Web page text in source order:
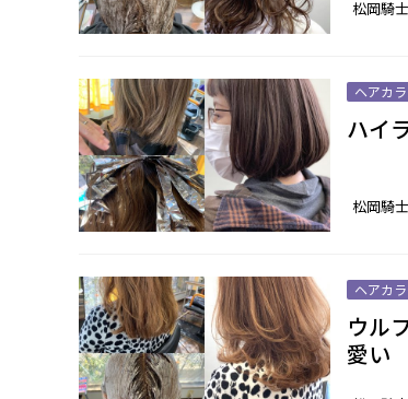
松岡騎士
ヘアカ
ハイ
松岡騎士
ヘアカ
ウル
愛い